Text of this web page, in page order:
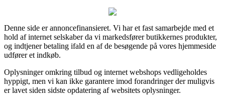
Denne side er annoncefinansieret. Vi har et fast samarbejde med et
hold af internet selskaber da vi markedsfører butikkernes produkter,
og indtjener betaling ifald en af de besøgende på vores hjemmeside
udfører et indkøb.
Oplysninger omkring tilbud og internet webshops vedligeholdes
hyppigt, men vi kan ikke garantere imod forandringer der muligvis
er lavet siden sidste opdatering af websitets oplysninger.